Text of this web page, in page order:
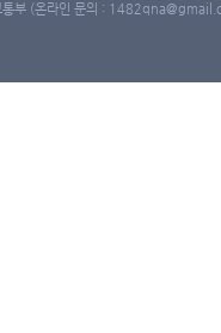
통부 (온라인 문의 :